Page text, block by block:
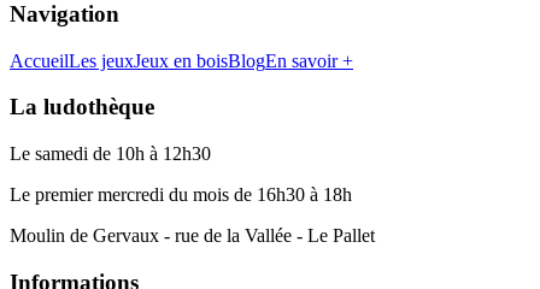
Navigation
AccueilLes jeuxJeux en boisBlogEn savoir +
La ludothèque
Le samedi de 10h à 12h30
Le premier mercredi du mois de 16h30 à 18h
Moulin de Gervaux - rue de la Vallée - Le Pallet
Informations